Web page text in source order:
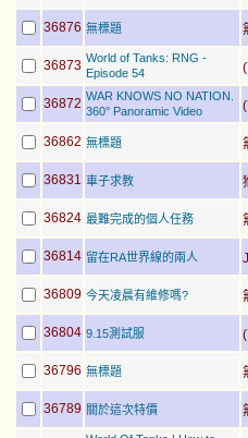
36876 無標題
36873 World of Tanks: RNG -
Episode 54
36872 WAR KNOWS NO NATION.
360° Panoramic Video
36862 無標題
36831 車子求教
36824 最難完成的個人任務
36814 留在RA世界線的兩人
36809 今天凌晨有維修嗎?
36804 9.15測試服
36796 無標題
36789 關於這次特價